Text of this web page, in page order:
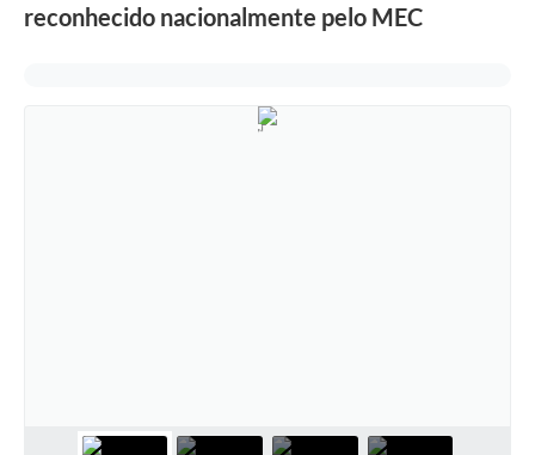
reconhecido nacionalmente pelo MEC